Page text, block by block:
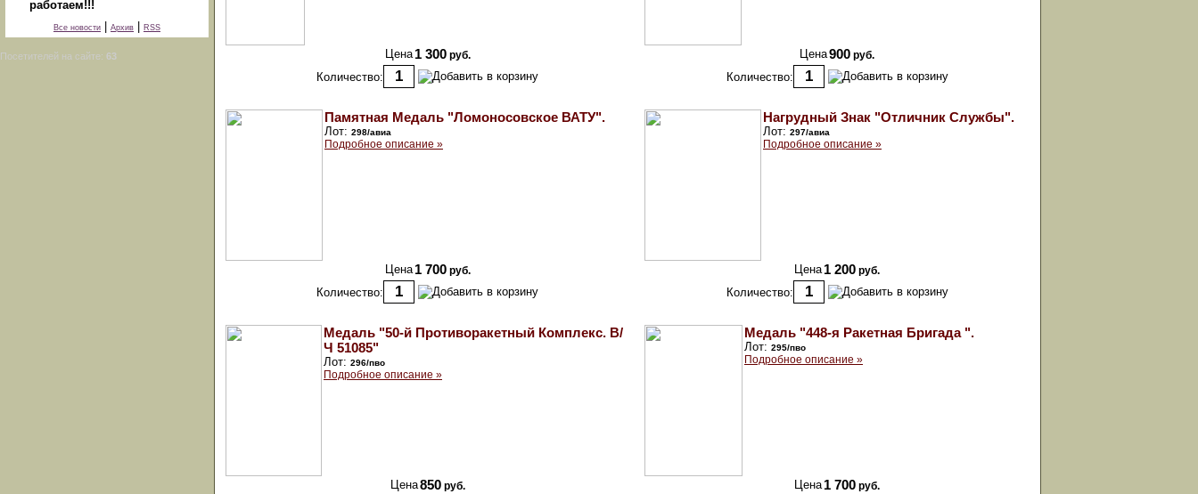
работаем!!!
Все новости Архив RSS
Посетителей на сайте: 63 Цена 1 300 руб.
Количество:
Цена900 руб.
Количество:
Памятная Медаль "Ломоносовское ВАТУ".
Лот: 298/авиа
Подробное описание »
Цена 1 700 руб.
Количество:
Нагрудный Знак "Отличник Службы".
Лот: 297/авиа
Подробное описание »
Цена 1 200 руб.
Количество:
Медаль "50-й Противоракетный Комплекс. В/
Ч 51085"
Лот: 296/пво
Подробное описание »
Цена850 руб.
Медаль "448-я Ракетная Бригада ".
Лот: 295/пво
Подробное описание »
Цена 1 700 руб.